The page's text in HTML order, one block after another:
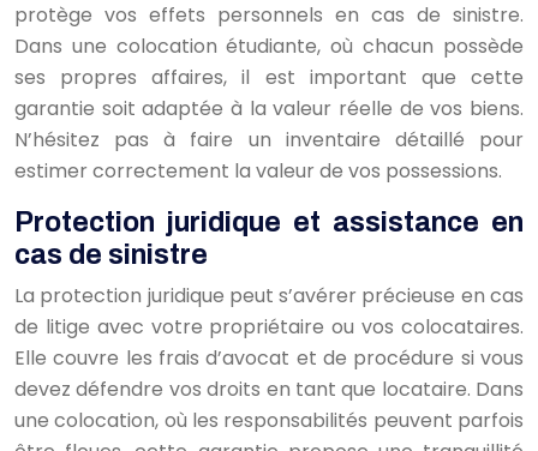
protège vos effets personnels en cas de sinistre.
Dans une colocation étudiante, où chacun possède
ses propres affaires, il est important que cette
garantie soit adaptée à la valeur réelle de vos biens.
N’hésitez pas à faire un inventaire détaillé pour
estimer correctement la valeur de vos possessions.
Protection juridique et assistance en
cas de sinistre
La protection juridique peut s’avérer précieuse en cas
de litige avec votre propriétaire ou vos colocataires.
Elle couvre les frais d’avocat et de procédure si vous
devez défendre vos droits en tant que locataire. Dans
une colocation, où les responsabilités peuvent parfois